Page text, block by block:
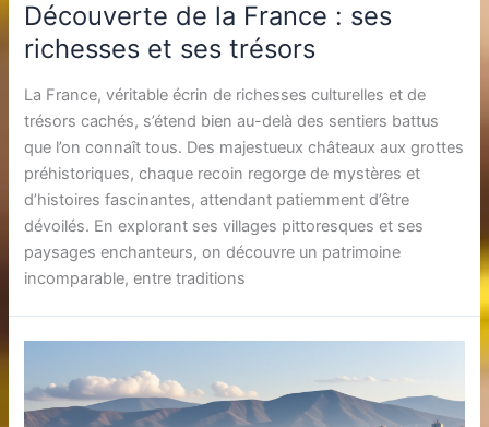
Découverte de la France : ses
richesses et ses trésors
La France, véritable écrin de richesses culturelles et de
trésors cachés, s’étend bien au-delà des sentiers battus
que l’on connaît tous. Des majestueux châteaux aux grottes
préhistoriques, chaque recoin regorge de mystères et
d’histoires fascinantes, attendant patiemment d’être
dévoilés. En explorant ses villages pittoresques et ses
paysages enchanteurs, on découvre un patrimoine
incomparable, entre traditions